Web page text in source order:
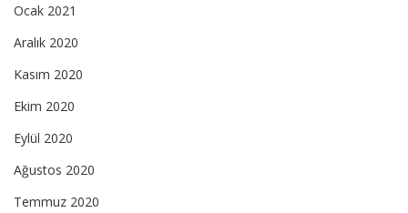
Ocak 2021
Aralık 2020
Kasım 2020
Ekim 2020
Eylül 2020
Ağustos 2020
Temmuz 2020